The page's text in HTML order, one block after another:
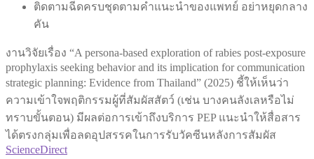
ติดตามฉีดครบชุดตามคำแนะนำของแพทย์ อย่าหยุดกลาง
คัน
งานวิจัยเรื่อง “A persona-based exploration of rabies post-exposure
prophylaxis seeking behavior and its implication for communication
strategic planning: Evidence from Thailand” (2025) ชี้ให้เห็นว่า
ความเข้าใจพฤติกรรมผู้ที่สัมผัสสัตว์ (เช่น บางคนลังเลหรือไม่
ทราบขั้นตอน) มีผลต่อการเข้าถึงบริการ PEP แนะนำให้สื่อสาร
ได้ตรงกลุ่มเพื่อลดอุปสรรคในการรับวัคซีนหลังการสัมผัส
ScienceDirect